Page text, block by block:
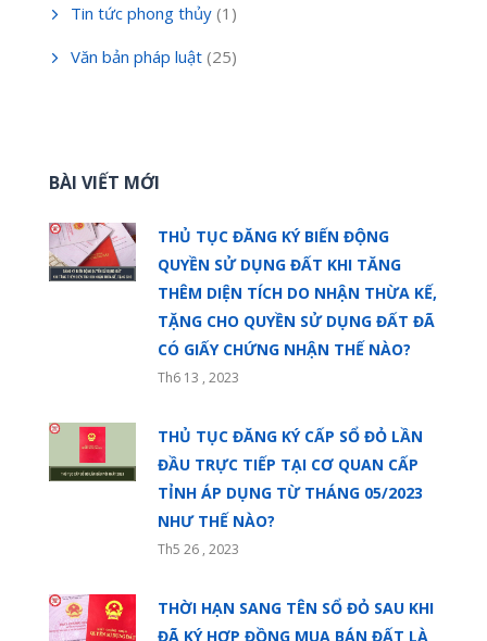
Tin tức phong thủy (1)
Văn bản pháp luật (25)
BÀI VIẾT MỚI
THỦ TỤC ĐĂNG KÝ BIẾN ĐỘNG
QUYỀN SỬ DỤNG ĐẤT KHI TĂNG
THÊM DIỆN TÍCH DO NHẬN THỪA KẾ,
TẶNG CHO QUYỀN SỬ DỤNG ĐẤT ĐÃ
CÓ GIẤY CHỨNG NHẬN THẾ NÀO?
Th6 13 , 2023
THỦ TỤC ĐĂNG KÝ CẤP SỔ ĐỎ LẦN
ĐẦU TRỰC TIẾP TẠI CƠ QUAN CẤP
TỈNH ÁP DỤNG TỪ THÁNG 05/2023
NHƯ THẾ NÀO?
Th5 26 , 2023
THỜI HẠN SANG TÊN SỔ ĐỎ SAU KHI
ĐÃ KÝ HỢP ĐỒNG MUA BÁN ĐẤT LÀ